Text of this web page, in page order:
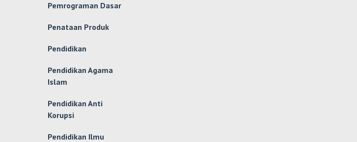
Pemrograman Dasar
Penataan Produk
Pendidikan
Pendidikan Agama
Islam
Pendidikan Anti
Korupsi
Pendidikan Ilmu